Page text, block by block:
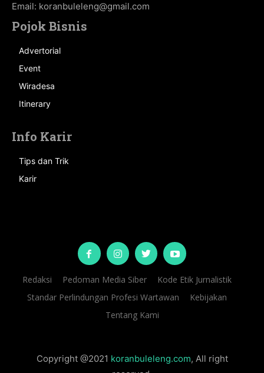
Email: koranbuleleng@gmail.com
Pojok Bisnis
Advertorial
Event
Wiradesa
Itinerary
Info Karir
Tips dan Trik
Karir
Redaksi Pedoman Media Siber
Kode Etik Jurnalistik
Standar Perlindungan Profesi Wartawan
Kebijakan
Tentang Kami
Copyright @2021 koranbuleleng.com, All right